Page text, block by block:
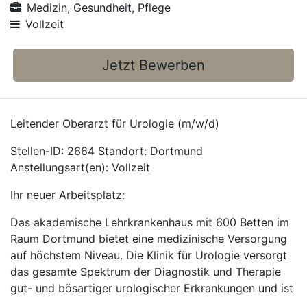
Medizin, Gesundheit, Pflege
Vollzeit
Jetzt Bewerben
Leitender Oberarzt für Urologie (m/w/d)
Stellen-ID: 2664 Standort: Dortmund
Anstellungsart(en): Vollzeit
Ihr neuer Arbeitsplatz:
Das akademische Lehrkrankenhaus mit 600 Betten im
Raum Dortmund bietet eine medizinische Versorgung
auf höchstem Niveau. Die Klinik für Urologie versorgt
das gesamte Spektrum der Diagnostik und Therapie
gut- und bösartiger urologischer Erkrankungen und ist